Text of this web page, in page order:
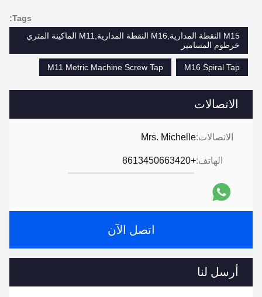
الاتصالات
الاتصالات:Mrs. Michelle
الهاتف:+8613450663420
اتصل الآن
أرسل لنا
Tags:
M15 النقطة المدارية,M16 النقطة المدارية,M11 الماكينة المتري
خرطوم المسامير
M16 Spiral Tap
M11 Metric Machine Screw Tap